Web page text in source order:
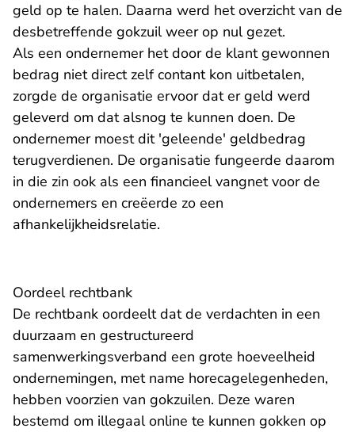
geld op te halen. Daarna werd het overzicht van de
desbetreffende gokzuil weer op nul gezet.
Als een ondernemer het door de klant gewonnen
bedrag niet direct zelf contant kon uitbetalen,
zorgde de organisatie ervoor dat er geld werd
geleverd om dat alsnog te kunnen doen. De
ondernemer moest dit 'geleende' geldbedrag
terugverdienen. De organisatie fungeerde daarom
in die zin ook als een financieel vangnet voor de
ondernemers en creëerde zo een
afhankelijkheidsrelatie.
Oordeel rechtbank
De rechtbank oordeelt dat de verdachten in een
duurzaam en gestructureerd
samenwerkingsverband een grote hoeveelheid
ondernemingen, met name horecagelegenheden,
hebben voorzien van gokzuilen. Deze waren
bestemd om illegaal online te kunnen gokken op